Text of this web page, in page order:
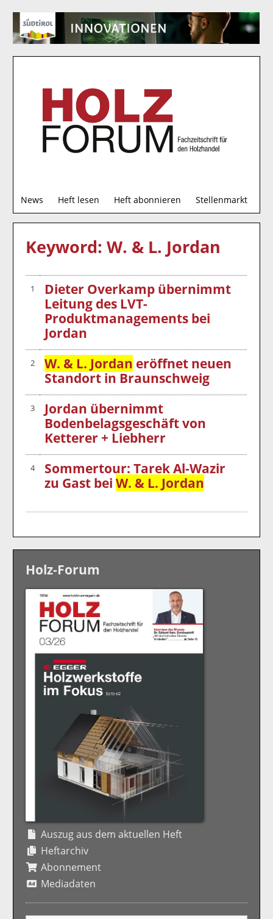
News Heft lesen Heft abonnieren Stellenmarkt
u
c
Keyword: W. & L. Jordan
1
Dieter Overkamp übernimmt
Leitung des LVT-
Produktmanagements bei
Jordan
2 W. & L. Jordan eröffnet neuen
Standort in Braunschweig
3
Jordan übernimmt
Bodenbelagsgeschäft von
Ketterer + Liebherr
4
Sommertour: Tarek Al-Wazir
zu Gast beiW. & L. Jordan
Holz-Forum
Auszug aus dem aktuellen Heft
Heftarchiv
Abonnement
Mediadaten